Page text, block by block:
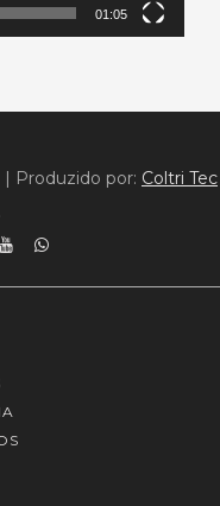
01:05
| Produzido por: Coltri Tec
YouTubeWhatsApp